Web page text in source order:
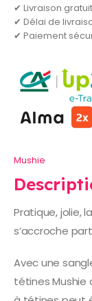
✔ Livraison
✔ Délai de
✔ Paiement
Mushie
Pratique, jolie,
s’accroche
Avec une
tétines Mushie